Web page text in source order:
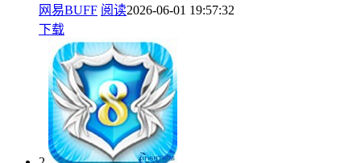
网易BUFF 阅读2026-06-01 19:57:32
下载